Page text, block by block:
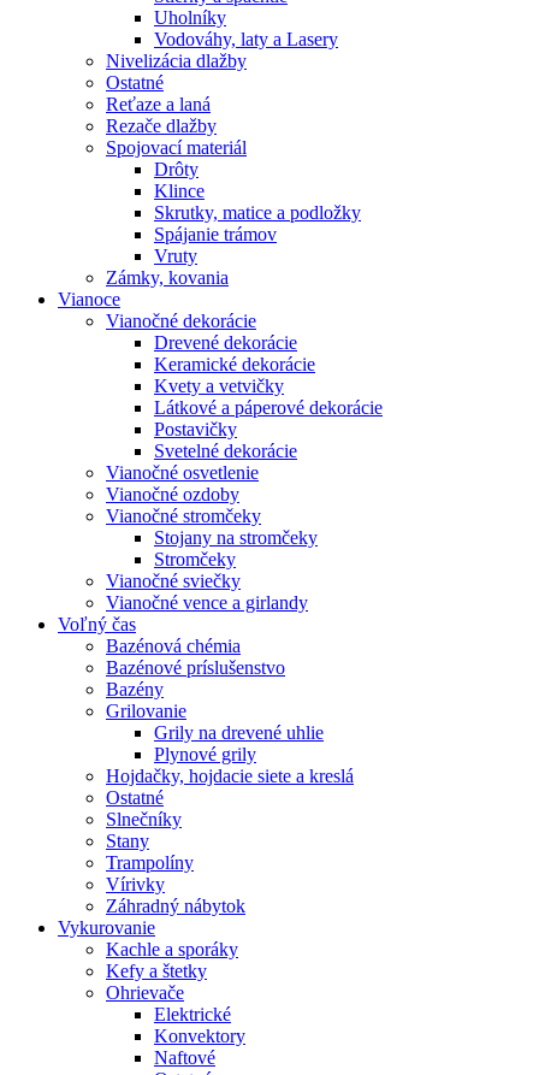
Uholníky
Vodováhy, laty a Lasery
Nivelizácia dlažby
Ostatné
Reťaze a laná
Rezače dlažby
Spojovací materiál
Drôty
Klince
Skrutky, matice a podložky
Spájanie trámov
Vruty
Zámky, kovania
Vianoce
Vianočné dekorácie
Drevené dekorácie
Keramické dekorácie
Kvety a vetvičky
Látkové a páperové dekorácie
Postavičky
Svetelné dekorácie
Vianočné osvetlenie
Vianočné ozdoby
Vianočné stromčeky
Stojany na stromčeky
Stromčeky
Vianočné sviečky
Vianočné vence a girlandy
Voľný čas
Bazénová chémia
Bazénové príslušenstvo
Bazény
Grilovanie
Grily na drevené uhlie
Plynové grily
Hojdačky, hojdacie siete a kreslá
Ostatné
Slnečníky
Stany
Trampolíny
Vírivky
Záhradný nábytok
Vykurovanie
Kachle a sporáky
Kefy a štetky
Ohrievače
Elektrické
Konvektory
Naftové